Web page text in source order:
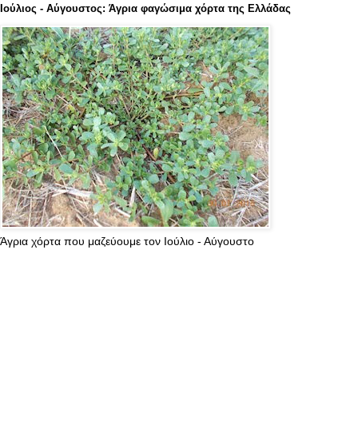
Ιούλιος - Αύγουστος: Άγρια φαγώσιμα χόρτα της Ελλάδας
Άγρια χόρτα που μαζεύουμε τον Ιούλιο - Αύγουστο